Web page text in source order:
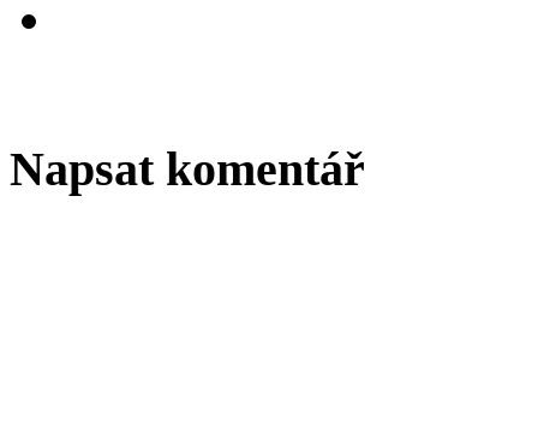
Napsat komentář